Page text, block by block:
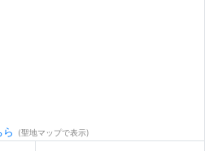
ら (聖地マップで表示)